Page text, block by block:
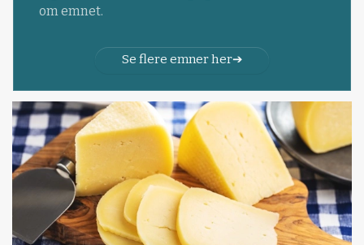
om emnet.
Se flere emner her